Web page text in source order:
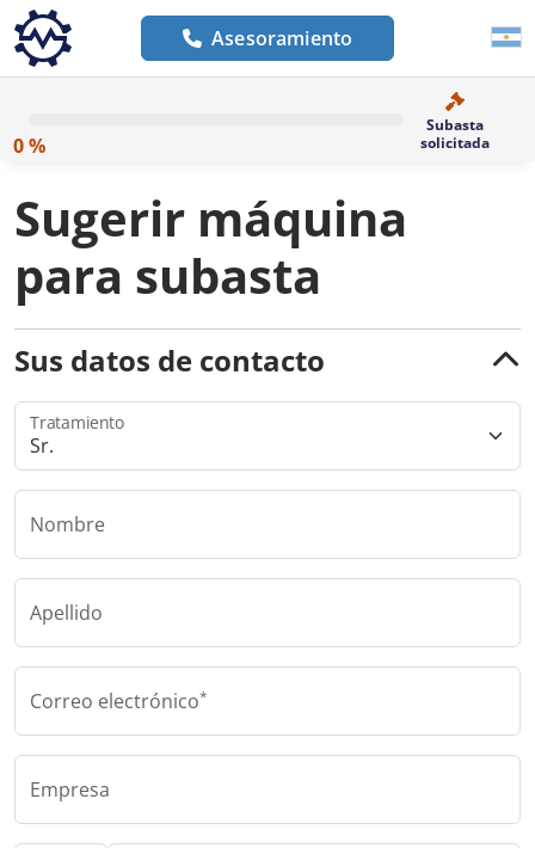
Asesoramiento
0 %
Subasta
solicitada
Sugerir máquina
para subasta
Sus datos de contacto
Tratamiento
Nombre
Apellido
Correo electrónico
Empresa